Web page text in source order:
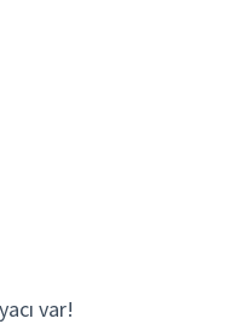
var!